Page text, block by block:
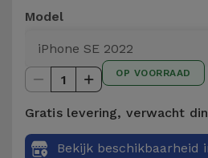
TCL
Andere
merken
Bekijk
alles
Telefoonketens
Gadgets
Hygiëne
en Huis
Model
1 OP VOORRAAD
Gratis levering, verwacht
Bekijk beschikbaarheid